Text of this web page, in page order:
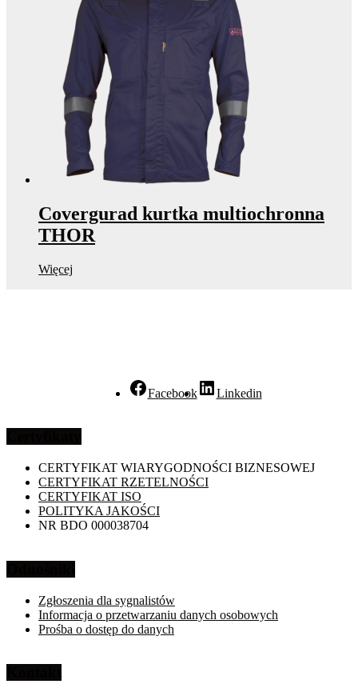
Covergurad kurtka multiochronna
THOR
Więcej
Facebook Linkedin
CERTYFIKAT WIARYGODNOŚCI BIZNESOWEJ
CERTYFIKAT RZETELNOŚCI
CERTYFIKAT ISO
POLITYKA JAKOŚCI
NR BDO 000038704
Zgłoszenia dla sygnalistów
Informacja o przetwarzaniu danych osobowych
Prośba o dostęp do danych